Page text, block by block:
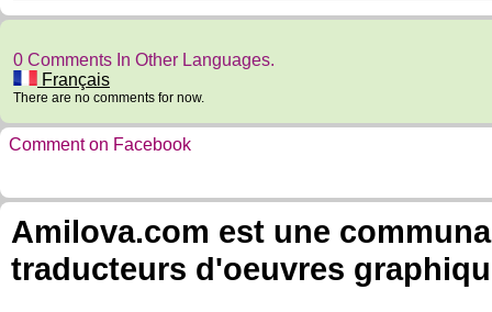
0 Comments In Other Languages.
Français
There are no comments for now.
Comment on Facebook
Amilova.com est une
traducteurs d'oeuvres